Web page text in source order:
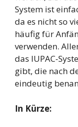
System ist
da es nicht so
häufig für
verwenden.
das IUPAC-
gibt, die nach
eindeutig
In Kürze: